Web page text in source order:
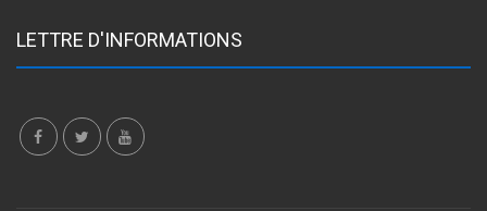
LETTRE D'INFORMATIONS